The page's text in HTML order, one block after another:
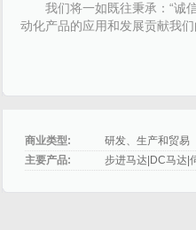
我们将一如既往秉承：“诚信
动化产品的应用和发展贡献我
商业类型:
研发、生产和贸易
主要产品:
步进马达|DC马达|